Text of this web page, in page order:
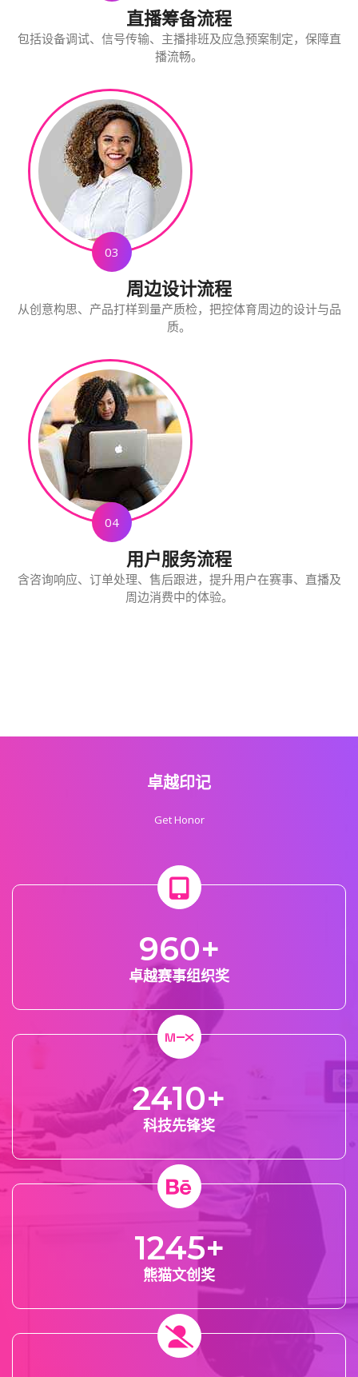
直播筹备流程
包括设备调试、信号传输、主播排班及应急预案制定，保障直
播流畅。
03
周边设计流程
从创意构思、产品打样到量产质检，把控体育周边的设计与品
质。
04
用户服务流程
含咨询响应、订单处理、售后跟进，提升用户在赛事、直播及
周边消费中的体验。
卓越印记
Get Honor
960+
卓越赛事组织奖
2410+
科技先锋奖
1245+
熊猫文创奖